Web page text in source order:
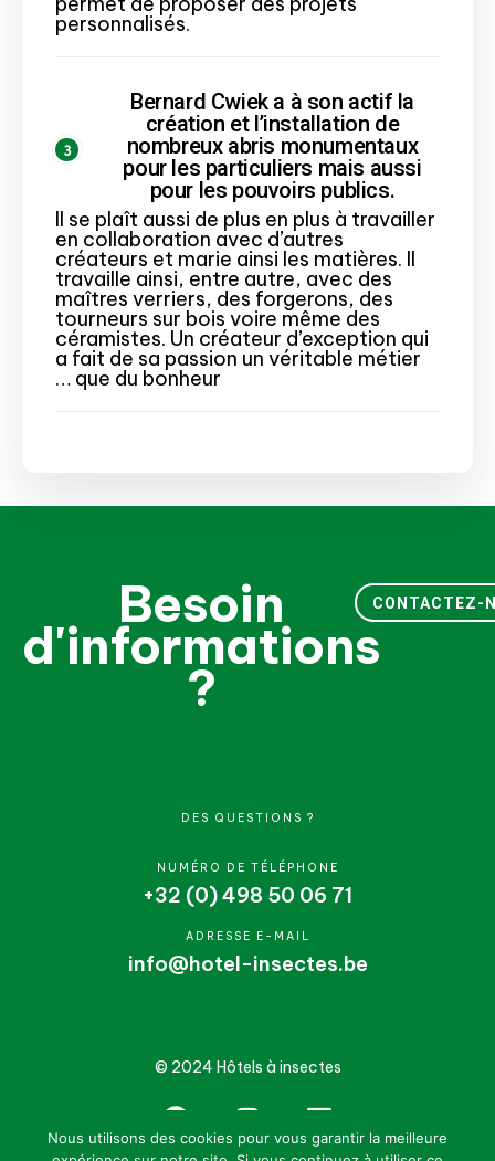
personnalisés.
Bernard Cwiek a à son actif la
création et l’installation de
nombreux abris monumentaux
pour les particuliers mais aussi
pour les pouvoirs publics.
Il se plaît aussi de plus en plus à travailler
en collaboration avec d’autres
créateurs et marie ainsi les matières. Il
travaille ainsi, entre autre, avec des
maîtres verriers, des forgerons, des
tourneurs sur bois voire même des
céramistes. Un créateur d’exception qui
a fait de sa passion un véritable métier
… que du bonheur
Besoin
d'informations
?
CONTACTEZ-
DES QUESTIONS ?
NUMÉRO DE TÉLÉPHONE
+32 (0) 498 50 06 71
ADRESSE E-MAIL
info@hotel-insectes.be
© 2024 Hôtels à insectes
Nous utilisons des cookies pour vous garantir la meilleure